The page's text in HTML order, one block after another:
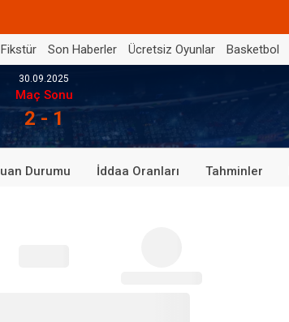
Fikstür Son Haberler Ücretsiz Oyunlar Basketbol
30.09.2025
Maç Sonu
2 - 1
Durumu İddaa Oranları Tahminler